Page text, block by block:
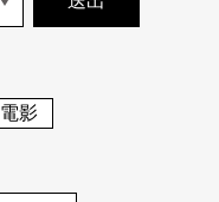
English
登入/註冊
電影